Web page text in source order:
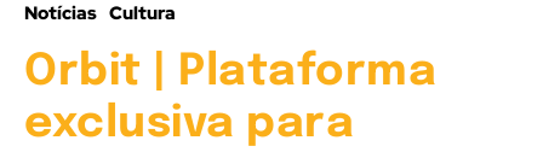
Notícias Cultura
Orbit | Plataforma
exclusiva para